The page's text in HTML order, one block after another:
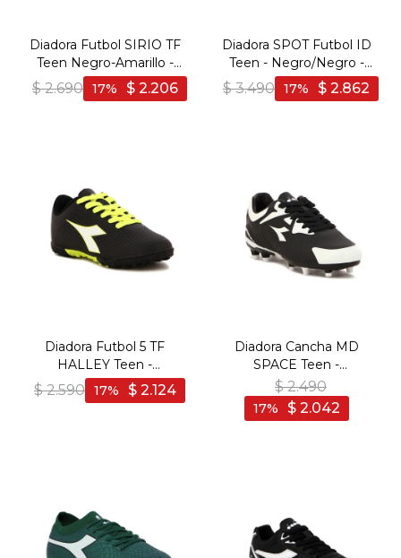
Diadora Futbol SIRIO TF
Teen Negro-Amarillo -
Negro-Amarillo
$ 2.690 $ 2.206
17
Diadora SPOT Futbol ID
Teen - Negro/Negro -
Negro-Negro
$ 3.490 $ 2.862
17
Diadora Futbol 5 TF
HALLEY Teen -
Negro/Amarillo - Negro-
Amarillo
$ 2.590 $ 2.124
17
Diadora Cancha MD
SPACE Teen -
Negro/Blanco - Negro-
Blanco
$ 2.490
$ 2.042
17